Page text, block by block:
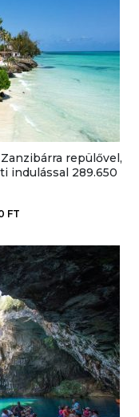
repülővel,
indulással 289.650
FT